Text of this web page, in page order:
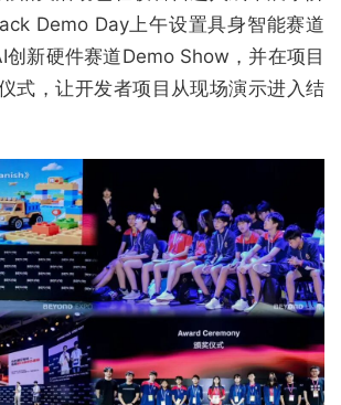
Demo Day上午设置具身智能赛道
新硬件赛道Demo Show，并在项目
式，让开发者项目从现场演示进入结